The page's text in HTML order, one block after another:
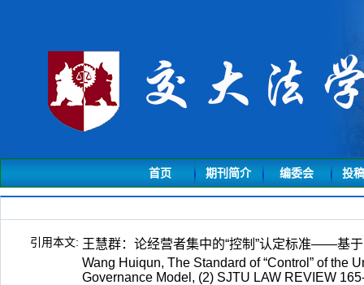
首页 期刊简介 编委会 投
引用本文: 王慧群：论经营者集中的“控制”认定标准——基
Wang Huiqun, The Standard of “Control” of
Governance Model, (2) SJTU LAW REVIEW